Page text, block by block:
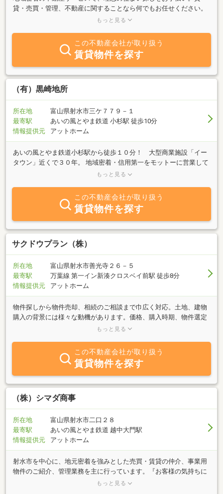
貸・売買・管理、不動産に関することなら何でもお任せください。
「この街で暮らしたい」「家族が安心して過ごせる場所を見つけた
は全員、地域と住まいを熟知した“住まいのパートナー”小さな疑問
にも丁寧に、誠実に対応いたします。安心して話せる、信頼できる
不動産会社をお探しなら、どうぞ私たちにご相談ください。あなた
の「これから」を、私たちが全力でサポートいたします。
もっと見る
この不動産会社が取り扱う
賃貸物件を探す
（有）黒崎地所
所在地
富山県射水市三ケ７７９－１
最寄駅
あいの風とやま鉄道 小杉駅 徒歩10分
情報提供元
アットホーム
あいの風とやま鉄道小杉駅から徒歩１０分！ 大型商業施設「イー
タウン」近くで３０年。 地域密着・信用第一をモットーに営業して
おります。ワンルームへの入居からファミリータイプへ、そしてマ
提供を、土曜・日曜・祝日も行っております。お気軽にご来店くだ
もっと見る
この不動産会社が取り扱う
賃貸物件を探す
サクドウプラン（株）
所在地
富山県射水市善光寺２６－５
最寄駅
万葉線 第一イン新湊クロスベイ前駅 徒歩8分
情報提供元
アットホーム
物件探しから物件売却、相続のご相談まで巾広く対応。土地、建物
購入の背景には様々な動機があります。価格、購入時期、物件選定
などについて随時ご相談を承っております。またサクドウプラン行
行っております。ぜひ気軽にご利用ください。
もっと見る
この不動産会社が取り扱う
賃貸物件を探す
（株）シマダ商事
所在地
富山県射水市二口２８
最寄駅
あいの風とやま鉄道 越中大門駅
情報提供元
アットホーム
射水市を中心に、地元密着を強みとした売買・賃貸の仲介、事業用
物件のご紹介、管理業務を主に行っています。『お客様の気持ちに
なって考えるサービス』が弊社のモットーです。お客様のご希望が
もっと見る